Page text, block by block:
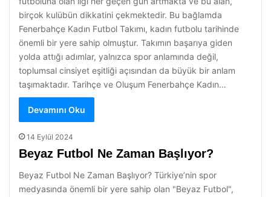
birçok kulübün dikkatini çekmektedir. Bu bağlamda
Fenerbahçe Kadın Futbol Takımı, kadın futbolu tarihinde
önemli bir yere sahip olmuştur. Takımın başarıya giden
yolda attığı adımlar, yalnızca spor anlamında değil,
toplumsal cinsiyet eşitliği açısından da büyük bir anlam
taşımaktadır. Tarihçe ve Oluşum Fenerbahçe Kadın…
Devamını Oku
14 Eylül 2024
Beyaz Futbol Ne Zaman Başlıyor?
Beyaz Futbol Ne Zaman Başlıyor? Türkiye’nin spor
medyasında önemli bir yere sahip olan "Beyaz Futbol",